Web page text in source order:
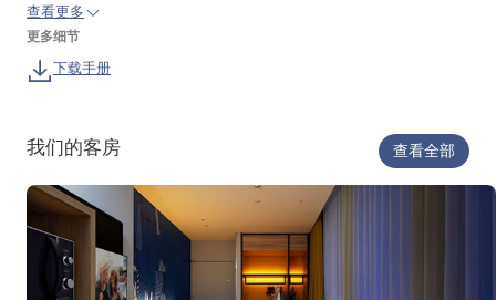
查看更多
更多细节
下载手册
我们的客房 查看全部